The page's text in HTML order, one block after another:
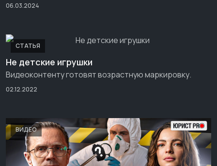
06.03.2024
СТАТЬЯ
Не детские игрушки
Видеоконтенту готовят возрастную маркировку.
02.12.2022
ВИДЕО